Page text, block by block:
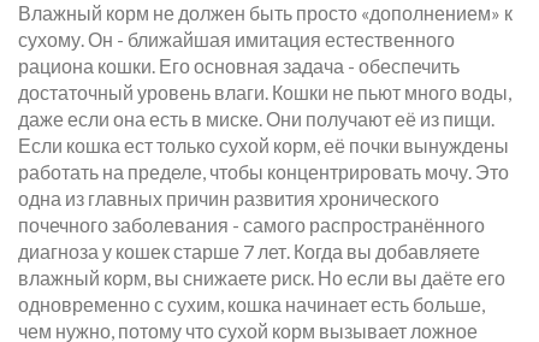
Влажный корм не должен быть просто «дополнением» к
сухому. Он - ближайшая имитация естественного
рациона кошки. Его основная задача - обеспечить
достаточный уровень влаги. Кошки не пьют много воды,
даже если она есть в миске. Они получают её из пищи.
Если кошка ест только сухой корм, её почки вынуждены
работать на пределе, чтобы концентрировать мочу. Это
одна из главных причин развития хронического
почечного заболевания - самого распространённого
диагноза у кошек старше 7 лет. Когда вы добавляете
влажный корм, вы снижаете риск. Но если вы даёте его
одновременно с сухим, кошка начинает есть больше,
чем нужно, потому что сухой корм вызывает ложное